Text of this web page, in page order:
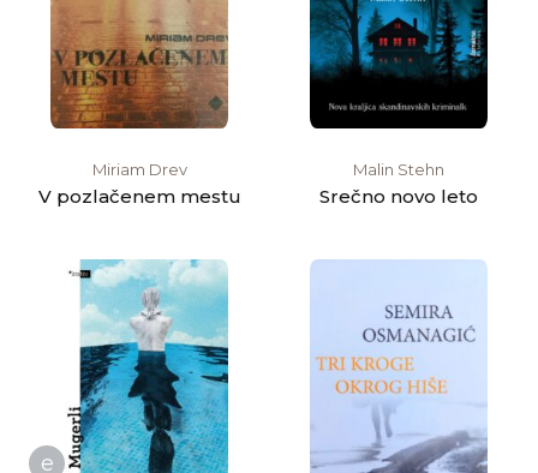
Miriam Drev
V pozlačenem mestu
Malin Stehn
Srečno novo leto
e